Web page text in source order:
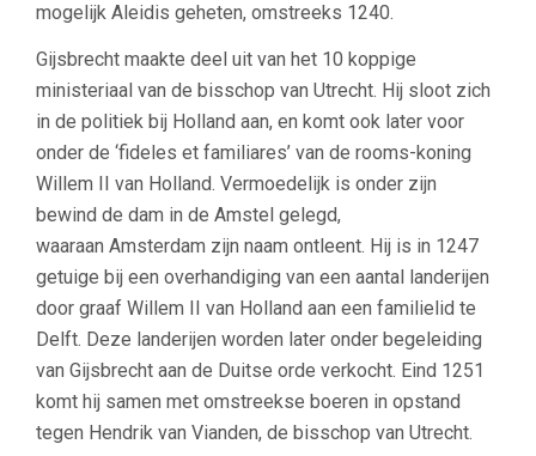
mogelijk Aleidis geheten, omstreeks 1240.
Gijsbrecht maakte deel uit van het 10 koppige
ministeriaal van de bisschop van Utrecht. Hij sloot zich
in de politiek bij Holland aan, en komt ook later voor
onder de ‘fideles et familiares’ van de rooms-koning
Willem II van Holland. Vermoedelijk is onder zijn
bewind de dam in de Amstel gelegd,
waaraan Amsterdam zijn naam ontleent. Hij is in 1247
getuige bij een overhandiging van een aantal landerijen
door graaf Willem II van Holland aan een familielid te
Delft. Deze landerijen worden later onder begeleiding
van Gijsbrecht aan de Duitse orde verkocht. Eind 1251
komt hij samen met omstreekse boeren in opstand
tegen Hendrik van Vianden, de bisschop van Utrecht.